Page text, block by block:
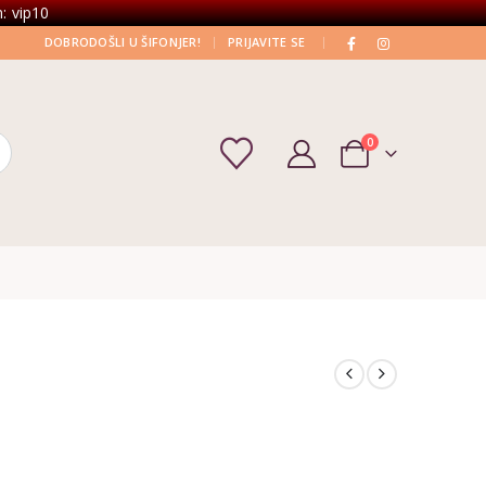
vip10
DOBRODOŠLI U ŠIFONJER! | PRIJAVITE SE |
0